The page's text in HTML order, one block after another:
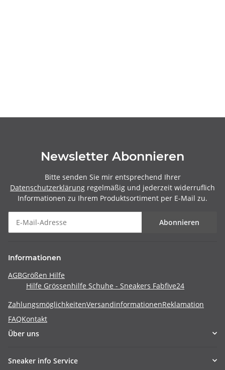
Newsletter Abonnieren
Bitte senden Sie mir entsprechend Ihrer
Datenschutzerklärung regelmäßig und jederzeit widerruflich
Informationen zu Ihrem Produktsortiment per E-Mail zu.
Abonnieren
Informationen
AGBGrößen Hilfe
Hilfe Grössenhilfe Schuhe - Sneakers Fabfive24
ZahlungsmöglichkeitenVersandinformationenReklamation
FAQKontakt
Über uns
Sneaker info Service